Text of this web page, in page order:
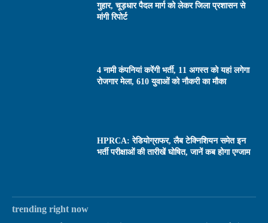
गुहार, चूड़धार पैदल मार्ग को लेकर जिला प्रशासन से
मांगी रिपोर्ट
4 नामी कंपनियां करेंगी भर्ती, 11 अगस्त को यहां लगेगा
रोजगार मेला, 610 युवाओं को नौकरी का मौका
HPRCA: रेडियोग्राफर, लैब टेक्निशियन समेत इन
भर्ती परीक्षाओं की तारीखें घोषित, जानें कब होगा एग्जाम
trending right now